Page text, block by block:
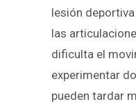
lesión
las
dificulta el
experimentar
pueden tardar